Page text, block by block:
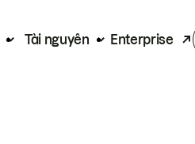
Tài nguyên Enterprise